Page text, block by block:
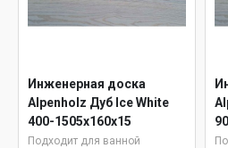
Инженерная доска
Alpenholz Дуб Ice White
400-1505х160х15
Подходит для ванной